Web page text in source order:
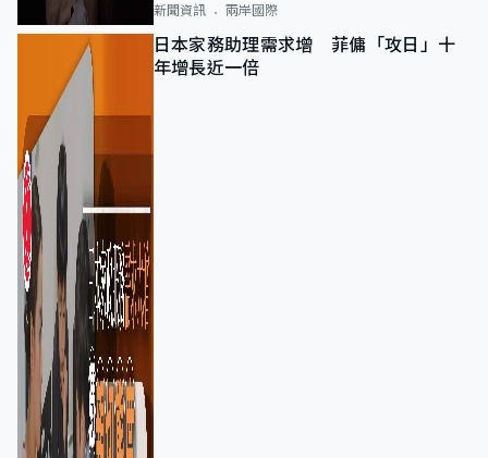
新聞資訊 兩岸國際
日本家務助理需求增 菲傭「攻日」十
年增長近一倍